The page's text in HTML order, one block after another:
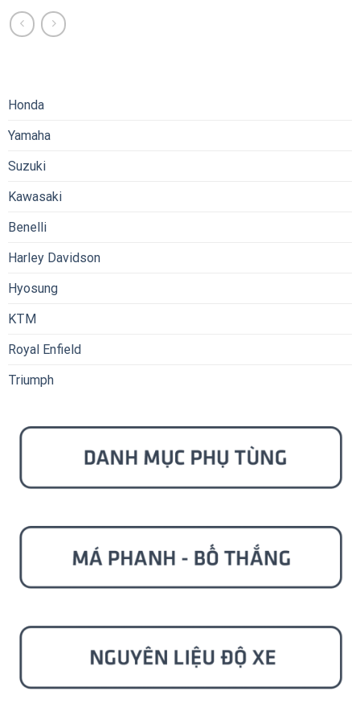
Honda
Yamaha
Suzuki
Kawasaki
Benelli
Harley Davidson
Hyosung
KTM
Royal Enfield
Triumph